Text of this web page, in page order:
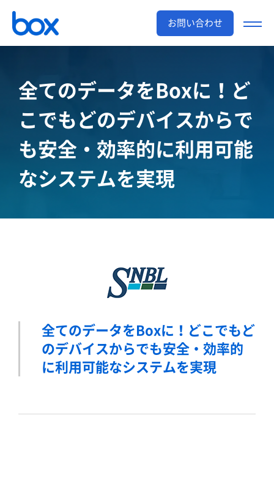
お問い合わせ
全てのデータをBoxに！ど
こでもどのデバイスからで
も安全・効率的に利用可能
なシステムを実現
全てのデータをBoxに！どこでもど
のデバイスからでも安全・効率的
に利用可能なシステムを実現